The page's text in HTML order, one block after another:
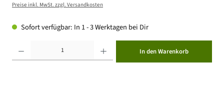
Preise inkl. MwSt. zzgl. Versandkosten
Sofort verfügbar: In 1 - 3 Werktagen bei Dir
In den Warenkorb